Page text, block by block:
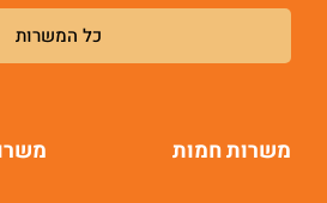
כל המשרות
משרות חמות